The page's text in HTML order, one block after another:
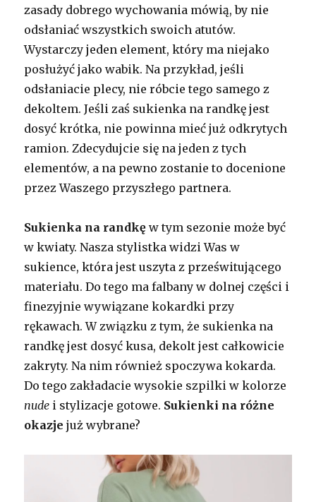
zasady dobrego wychowania mówią, by nie
odsłaniać wszystkich swoich atutów.
Wystarczy jeden element, który ma niejako
posłużyć jako wabik. Na przykład, jeśli
odsłaniacie plecy, nie róbcie tego samego z
dekoltem. Jeśli zaś sukienka na randkę jest
dosyć krótka, nie powinna mieć już odkrytych
ramion. Zdecydujcie się na jeden z tych
elementów, a na pewno zostanie to docenione
przez Waszego przyszłego partnera.
Sukienka na randkę w tym sezonie może być
w kwiaty. Nasza stylistka widzi Was w
sukience, która jest uszyta z prześwitującego
materiału. Do tego ma falbany w dolnej części i
finezyjnie wywiązane kokardki przy
rękawach. W związku z tym, że sukienka na
randkę jest dosyć kusa, dekolt jest całkowicie
zakryty. Na nim również spoczywa kokarda.
Do tego zakładacie wysokie szpilki w kolorze
nude i stylizacje gotowe. Sukienki na różne
okazje już wybrane?